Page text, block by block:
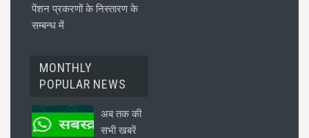
पेंशन प्रकरणों के निस्तारण के
सम्बन्ध में
MONTHLY
POPULAR NEWS
अब तक की
सभी खबरें